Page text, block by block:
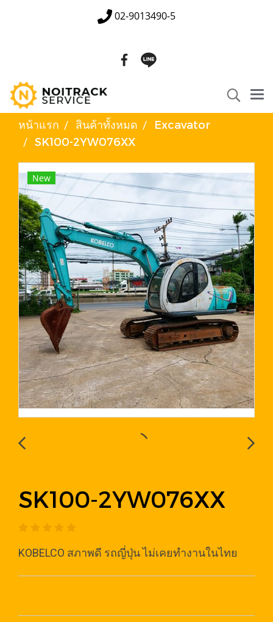
02-9013490-5
หน้าแรก สินค้าทั้งหมด
Excavator
SK100-2YW076XX
New
SK100-2YW076XX
KOBELCO สภาพดี รถญี่ปุ่น ไม่เคยทำงานในไทย